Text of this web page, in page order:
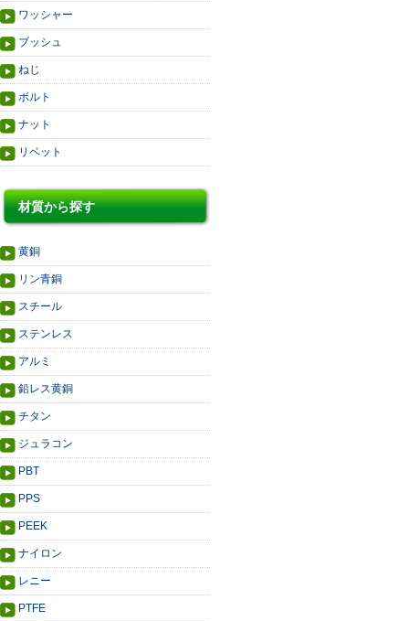
ワッシャー
ブッシュ
ねじ
ボルト
ナット
リベット
材質から探す
黄銅
リン青銅
スチール
ステンレス
アルミ
鉛レス黄銅
チタン
ジュラコン
PBT
PPS
PEEK
ナイロン
レニー
PTFE